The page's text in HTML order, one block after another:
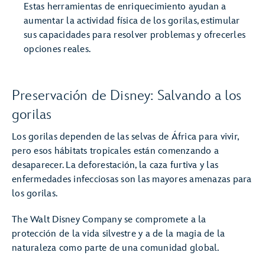
Estas herramientas de enriquecimiento ayudan a
aumentar la actividad física de los gorilas, estimular
sus capacidades para resolver problemas y ofrecerles
opciones reales.
Preservación de Disney: Salvando a los
gorilas
Los gorilas dependen de las selvas de África para vivir,
pero esos hábitats tropicales están comenzando a
desaparecer. La deforestación, la caza furtiva y las
enfermedades infecciosas son las mayores amenazas para
los gorilas.
The Walt Disney Company se compromete a la
protección de la vida silvestre y a de la magia de la
naturaleza como parte de una comunidad global.